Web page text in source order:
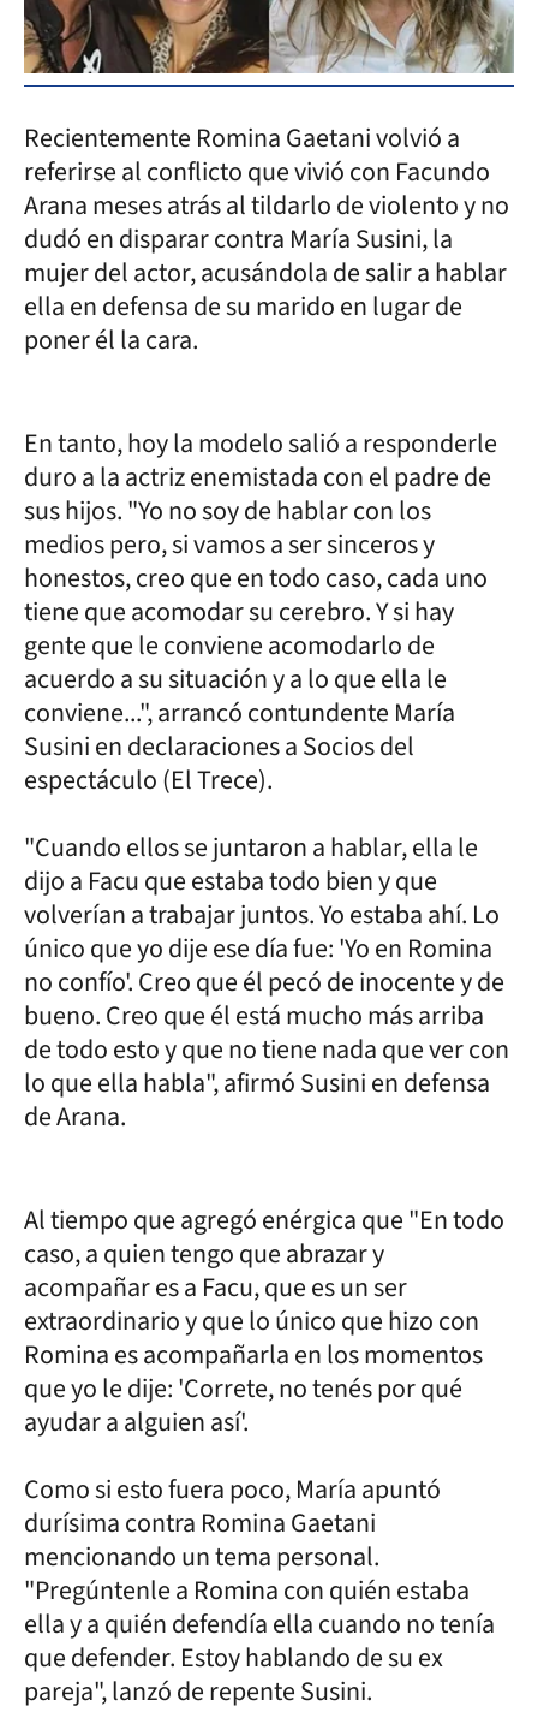
Recientemente Romina Gaetani volvió a
referirse al conflicto que vivió con Facundo
Arana meses atrás al tildarlo de violento y no
dudó en disparar contra María Susini, la
mujer del actor, acusándola de salir a hablar
ella en defensa de su marido en lugar de
poner él la cara.
En tanto, hoy la modelo salió a responderle
duro a la actriz enemistada con el padre de
sus hijos. "Yo no soy de hablar con los
medios pero, si vamos a ser sinceros y
honestos, creo que en todo caso, cada uno
tiene que acomodar su cerebro. Y si hay
gente que le conviene acomodarlo de
acuerdo a su situación y a lo que ella le
conviene...", arrancó contundente María
Susini en declaraciones a Socios del
espectáculo (El Trece).
"Cuando ellos se juntaron a hablar, ella le
dijo a Facu que estaba todo bien y que
volverían a trabajar juntos. Yo estaba ahí. Lo
único que yo dije ese día fue: 'Yo en Romina
no confío'. Creo que él pecó de inocente y de
bueno. Creo que él está mucho más arriba
de todo esto y que no tiene nada que ver con
lo que ella habla", afirmó Susini en defensa
de Arana.
Al tiempo que agregó enérgica que "En todo
caso, a quien tengo que abrazar y
acompañar es a Facu, que es un ser
extraordinario y que lo único que hizo con
Romina es acompañarla en los momentos
que yo le dije: 'Correte, no tenés por qué
ayudar a alguien así'.
Como si esto fuera poco, María apuntó
durísima contra Romina Gaetani
mencionando un tema personal.
"Pregúntenle a Romina con quién estaba
ella y a quién defendía ella cuando no tenía
que defender. Estoy hablando de su ex
pareja", lanzó de repente Susini.